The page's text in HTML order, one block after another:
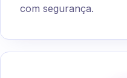
com segurança.